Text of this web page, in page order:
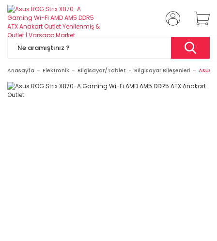
Anasayfa Elektronik Bilgisayar/Tablet Bilgisayar Bileşenleri Asus